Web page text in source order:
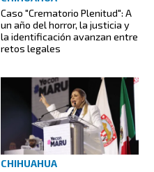
Caso "Crematorio Plenitud": A
un año del horror, la justicia y
la identificación avanzan entre
retos legales
CHIHUAHUA